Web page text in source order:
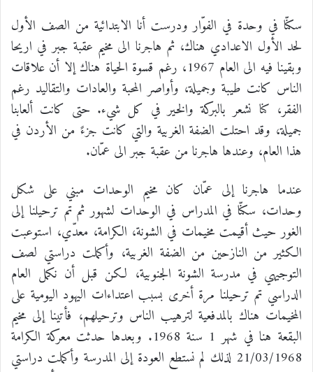
سكنّا في وحدة في الفوّار ودرست أنا الابتدائية من الصف الأول
لحد الأول الاعدادي هناك، ثم هاجرنا الى مخيم عقبة جبر في اريحا
وبقينا فيه الى العام 1967، رغم قسوة الحياة هناك إلا أن علاقات
الناس كانت طيبة وجميلة، وأواصر المحبة والعادات والتقاليد رغم
الفقر، كنا نشعر بالبركة والخير في كل شيء. حتى كانت ألعابنا
جميلة، وقد احتلت الضفة الغربية والتي كانت جزءً من الأردن في
هذا العام، وعندها هاجرنا من عقبة جبر الى عمّان.
عندما هاجرنا إلى عمّان كان مخيم الوحدات مبني على شكل
وحدات، سكنّا في المدراس في الوحدات لشهور ثم تم ترحيلنا إلى
الغور حيث أقيمت مخيمات في الشونة، الكرامة، معدّي، استوعبت
الكثير من النازحين من الضفة الغربية، وأكملت دراستي لصف
التوجيهي في مدرسة الشونة الجنوبية، لكن قبل أن نكمل العام
الدراسي تم ترحيلنا مرة أخرى بسبب اعتداءات اليهود اليومية على
المخيمات هناك بالمدفعية لترهيب الناس وترحيلهم، فأتينا إلى مخيم
البقعة هنا في شهر 1 سنة 1968. وبعدها حدثت معركة الكرامة
21/03/1968 لذلك لم نستطع العودة إلى المدرسة وأكملت دراستي